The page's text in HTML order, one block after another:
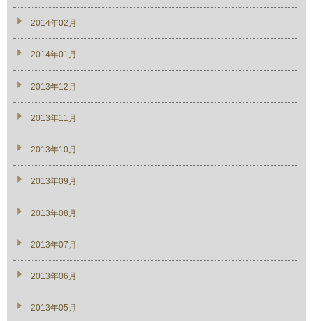
2014年02月
2014年01月
2013年12月
2013年11月
2013年10月
2013年09月
2013年08月
2013年07月
2013年06月
2013年05月